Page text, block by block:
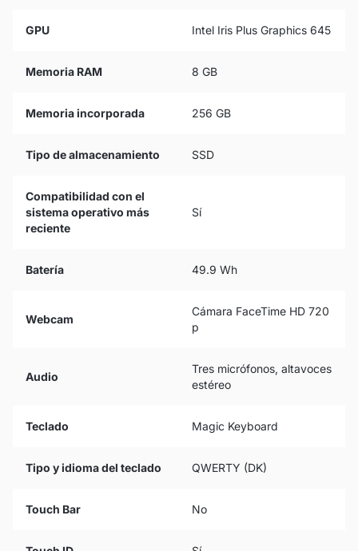
GPU Intel Iris Plus Graphics 645
Memoria RAM 8 GB
Memoria incorporada 256 GB
Tipo de almacenamiento SSD
Compatibilidad con el
sistema operativo más
reciente
Sí
Batería 49.9 Wh
Webcam
Cámara FaceTime HD 720
p
Audio
Tres micrófonos, altavoces
estéreo
Teclado Magic Keyboard
Tipo y idioma del teclado QWERTY (DK)
Touch Bar No